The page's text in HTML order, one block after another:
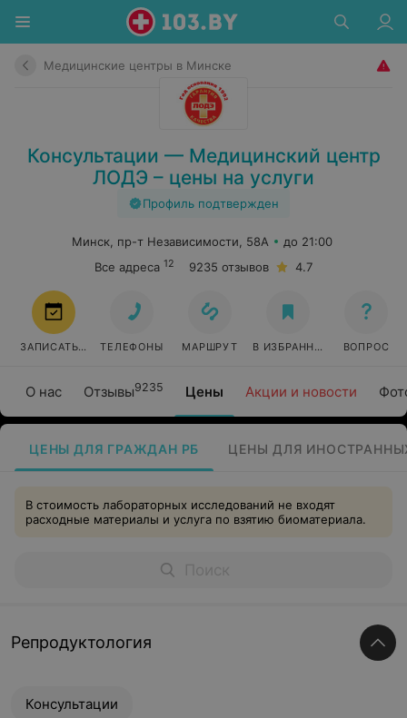
Медицинские центры в Минске
Консультации — Медицинский центр
ЛОДЭ – цены на услуги
Профиль подтвержден
О нас Отзывы9235 Цены Акции и новости
Минск, пр-т Независимости, 58А
до 21:00
Все адреса 12 9235 отзывов 4.7
ЗАПИСАТЬСЯ ТЕЛЕФОНЫ МАРШРУТ В ИЗБРАННОЕ ВОПРОС
ЦЕНЫ ДЛЯ ГРАЖДАН РБ ЦЕНЫ ДЛЯ
В стоимость лабораторных исследований не входят
расходные материалы и услуга по взятию биоматериала.
Репродуктология
Консультации